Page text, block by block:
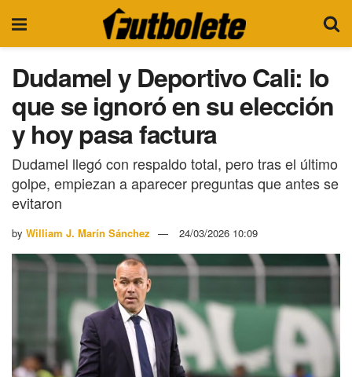
Dudamel y Deportivo Cali: lo
que se ignoró en su elección
y hoy pasa factura
Dudamel llegó con respaldo total, pero tras el último
golpe, empiezan a aparecer preguntas que antes se
evitaron
by William J. Marín Sánchez 24/03/2026 10:09